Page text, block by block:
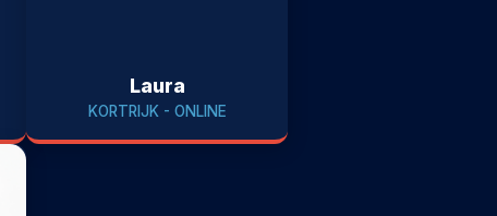
Laura
KORTRIJK - ONLINE